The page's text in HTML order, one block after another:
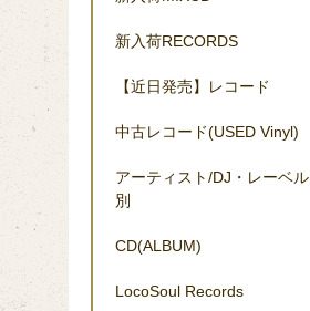
新入荷RECORDS
【近日発売】レコード
中古レコード(USED Vinyl)
アーティスト/DJ・レーベル
別
CD(ALBUM)
LocoSoul Records